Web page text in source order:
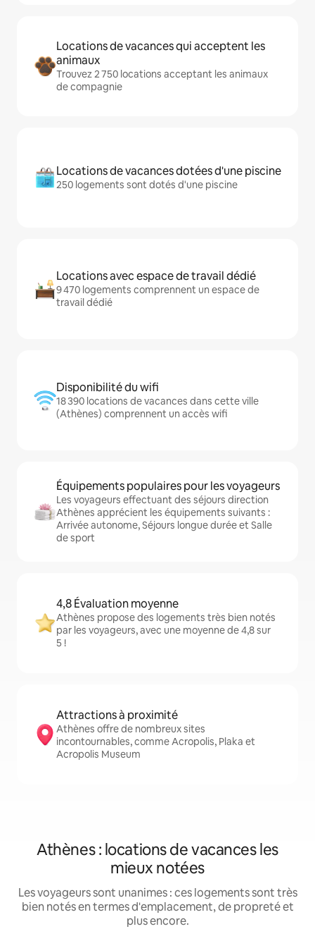
Locations de vacances qui acceptent les
animaux
Trouvez 2 750 locations acceptant les animaux
de compagnie
Locations de vacances dotées d'une piscine
250 logements sont dotés d'une piscine
Locations avec espace de travail dédié
9 470 logements comprennent un espace de
travail dédié
Disponibilité du wifi
18 390 locations de vacances dans cette ville
(Athènes) comprennent un accès wifi
Équipements populaires pour les voyageurs
Les voyageurs effectuant des séjours direction
Athènes apprécient les équipements suivants :
Arrivée autonome, Séjours longue durée et Salle
de sport
4,8 Évaluation moyenne
Athènes propose des logements très bien notés
par les voyageurs, avec une moyenne de 4,8 sur
5 !
Attractions à proximité
Athènes offre de nombreux sites
incontournables, comme Acropolis, Plaka et
Acropolis Museum
Athènes : locations de vacances les
mieux notées
Les voyageurs sont unanimes : ces logements sont très
bien notés en termes d'emplacement, de propreté et
plus encore.